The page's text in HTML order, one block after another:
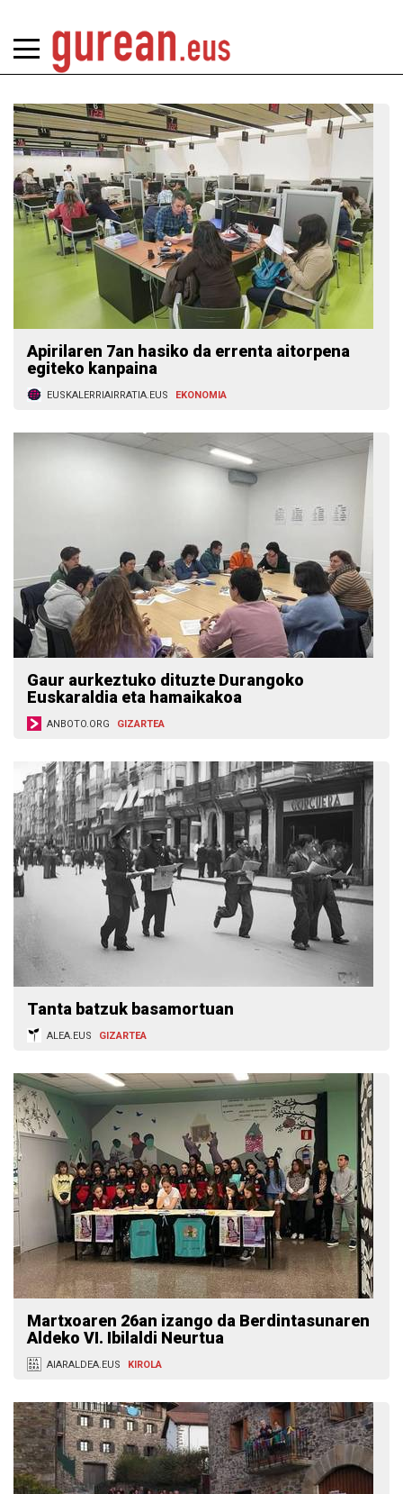
Apirilaren 7an hasiko da errenta aitorpena
egiteko kanpaina
EUSKALERRIAIRRATIA.EUS EKONOMIA
Gaur aurkeztuko dituzte Durangoko
Euskaraldia eta hamaikakoa
ANBOTO.ORG GIZARTEA
Tanta batzuk basamortuan
ALEA.EUS GIZARTEA
Martxoaren 26an izango da Berdintasunaren
Aldeko VI. Ibilaldi Neurtua
AIARALDEA.EUS KIROLA